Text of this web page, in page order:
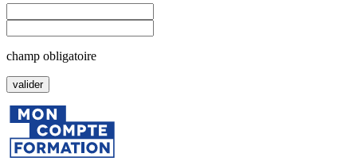
champ obligatoire